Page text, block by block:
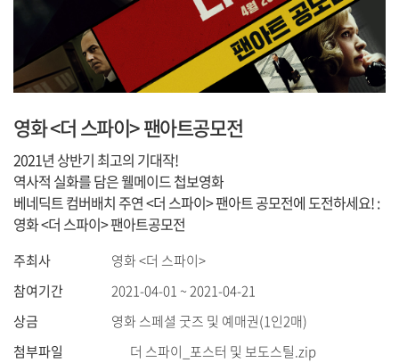
영화 <더 스파이> 팬아트공모전
2021년 상반기 최고의 기대작!
역사적 실화를 담은 웰메이드 첩보영화
베네딕트 컴버배치 주연 <더 스파이> 팬아트 공모전에 도전하세요! :
영화 <더 스파이> 팬아트공모전
주최사
영화 <더 스파이>
참여기간
2021-04-01 ~ 2021-04-21
상금
영화 스페셜 굿즈 및 예매권(1인2매)
첨부파일
더 스파이_포스터 및 보도스틸.zip